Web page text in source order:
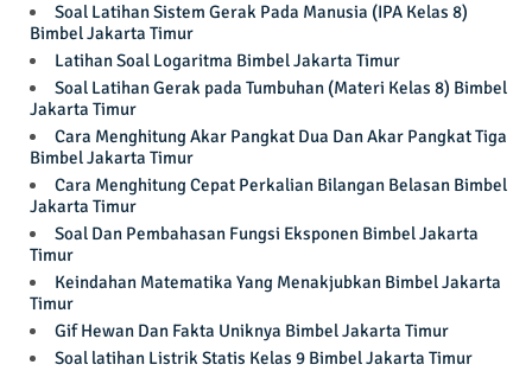
Soal Latihan Sistem Gerak Pada Manusia (IPA Kelas 8)
Bimbel Jakarta Timur
Latihan Soal Logaritma Bimbel Jakarta Timur
Soal Latihan Gerak pada Tumbuhan (Materi Kelas 8) Bimbel
Jakarta Timur
Cara Menghitung Akar Pangkat Dua Dan Akar Pangkat Tiga
Bimbel Jakarta Timur
Cara Menghitung Cepat Perkalian Bilangan Belasan Bimbel
Jakarta Timur
Soal Dan Pembahasan Fungsi Eksponen Bimbel Jakarta
Timur
Keindahan Matematika Yang Menakjubkan Bimbel Jakarta
Timur
Gif Hewan Dan Fakta Uniknya Bimbel Jakarta Timur
Soal latihan Listrik Statis Kelas 9 Bimbel Jakarta Timur